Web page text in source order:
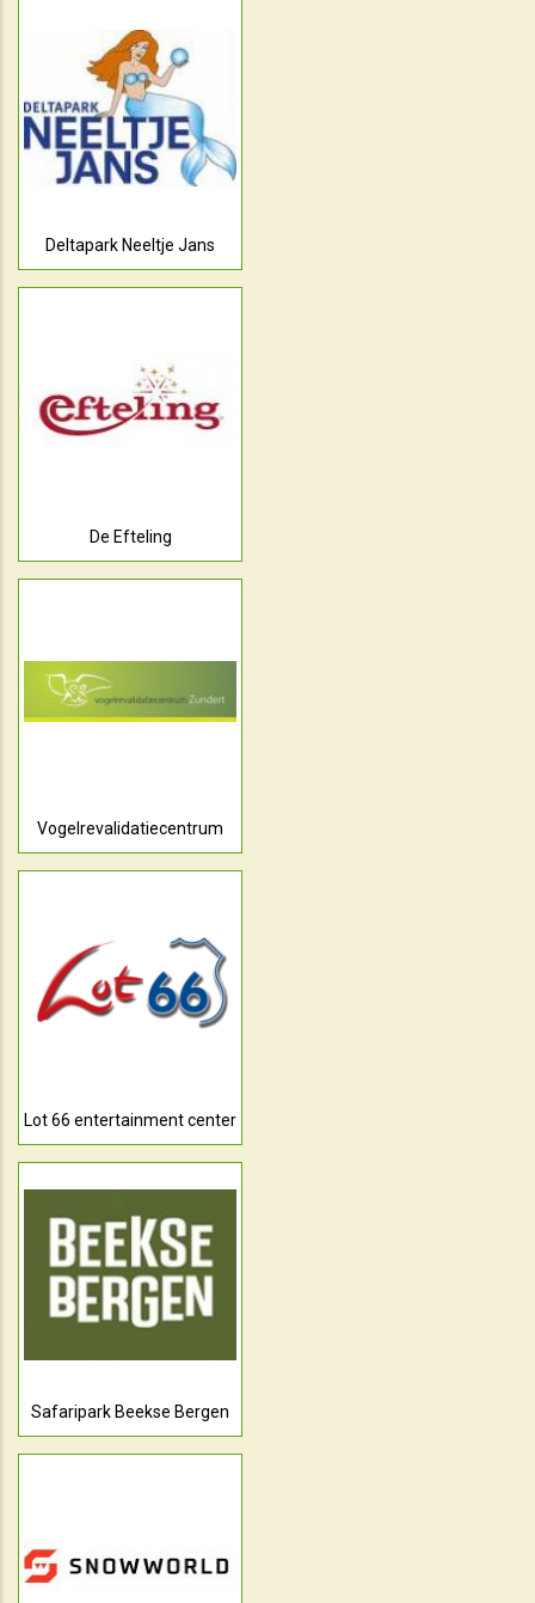
Deltapark Neeltje Jans
De Efteling
Vogelrevalidatiecentrum
Lot 66 entertainment center
Safaripark Beekse Bergen